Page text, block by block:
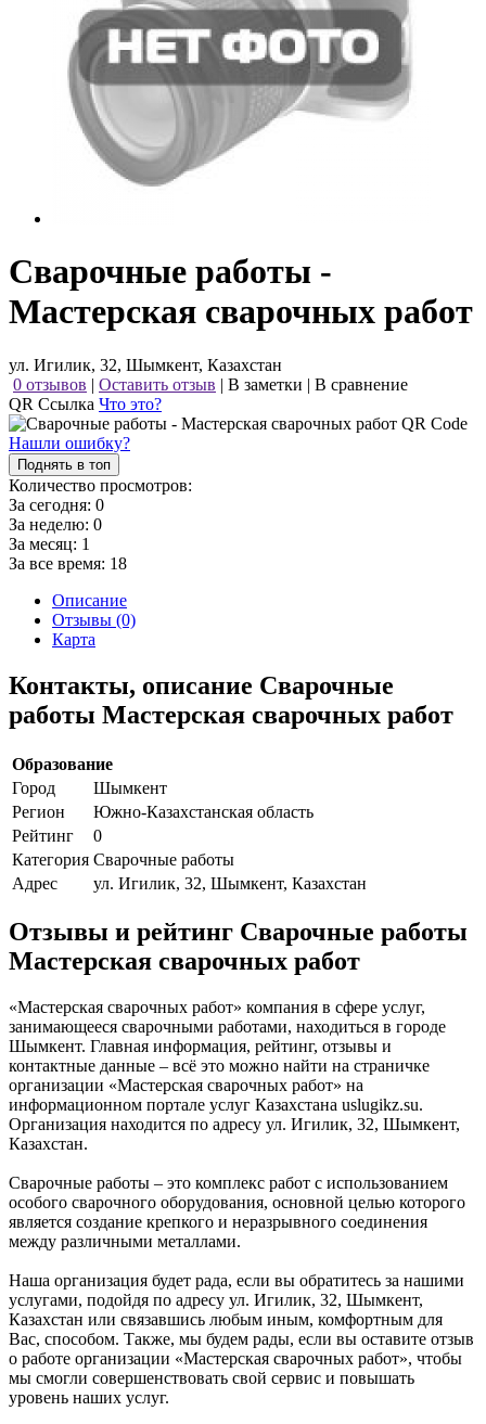
Сварочные работы -
Мастерская сварочных работ
ул. Игилик, 32, Шымкент, Казахстан
0 отзывов | Оставить отзыв | В заметки | В сравнение
QR Ссылка Что это?
Нашли ошибку?
Поднять в топ
Количество просмотров:
За сегодня: 0
За неделю: 0
За месяц: 1
За все время: 18
Описание
Отзывы (0)
Карта
Контакты, описание Сварочные
работы Мастерская сварочных работ
Образование
Город
Шымкент
Регион
Южно-Казахстанская область
Рейтинг
0
Категория Сварочные работы
Адрес
ул. Игилик, 32, Шымкент, Казахстан
Отзывы и рейтинг Сварочные работы
Мастерская сварочных работ
«Мастерская сварочных работ» компания в сфере услуг,
занимающееся сварочными работами, находиться в городе
Шымкент. Главная информация, рейтинг, отзывы и
контактные данные – всё это можно найти на страничке
организации «Мастерская сварочных работ» на
информационном портале услуг Казахстана uslugikz.su.
Организация находится по адресу ул. Игилик, 32, Шымкент,
Казахстан.
Сварочные работы – это комплекс работ с использованием
особого сварочного оборудования, основной целью которого
является создание крепкого и неразрывного соединения
между различными металлами.
Наша организация будет рада, если вы обратитесь за нашими
услугами, подойдя по адресу ул. Игилик, 32, Шымкент,
Казахстан или связавшись любым иным, комфортным для
Вас, способом. Также, мы будем рады, если вы оставите отзыв
о работе организации «Мастерская сварочных работ», чтобы
мы смогли совершенствовать свой сервис и повышать
уровень наших услуг.